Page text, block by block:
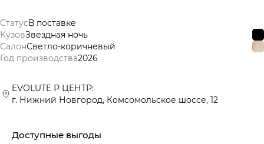
СтатусВ поставке
КузовЗвездная ночь
СалонСветло-коричневый
Год производства2026
EVOLUTE Р ЦЕНТР:
г. Нижний Новгород, Комсомольское шоссе, 12
Доступные выгоды